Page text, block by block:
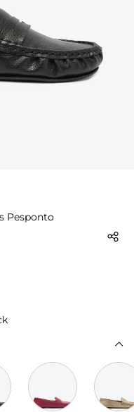
Pesponto